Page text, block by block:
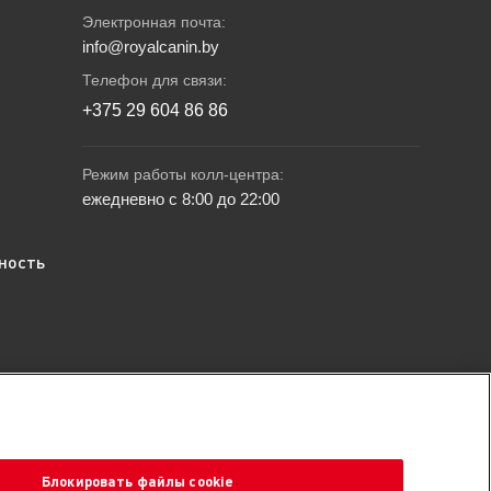
Электронная почта:
info@royalcanin.by
Телефон для связи:
+375 29 604 86 86
Режим работы колл-центра:
ежедневно с 8:00 до 22:00
Блокировать файлы cookie